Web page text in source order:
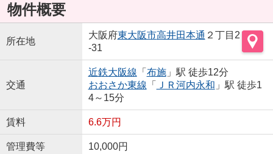
物件概要
所在地
大阪府東大阪市高井田本通 ２丁目2
-31
交通
近鉄大阪線 「 布施」駅 徒歩12分
おおさか東線 「 ＪＲ河内永和 」駅 徒歩1
4～15分
賃料 6.6万円
管理費等 10,000円